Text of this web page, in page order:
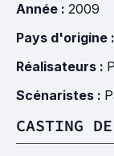
Année : 2009
Pays d'origine :
Réalisateurs :
Scénaristes :
CASTING